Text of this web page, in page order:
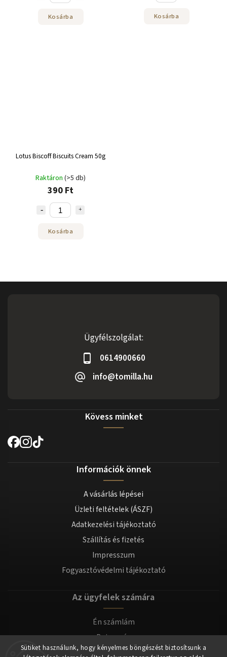
Sütiket használunk, hogy kényelmes böngészést biztosítsunk a
Kosárba Kosárba
Lotus Biscoff Biscuits Cream 50g
Raktáron (>5 db)
390 Ft
Kosárba
Ügyfélszolgálat:
0614900660
info@tomilla.hu
Kövess minket
Információk önnek
A vásárlás lépései
Üzleti feltételek (ÁSZF)
Adatkezelési tájékoztató
Szállítás és fizetés
Impresszum
Fogyasztóvédelmi tájékoztató
Az ügyfelek számára
Én számlám
Bejegyzés
Bejelentkezés